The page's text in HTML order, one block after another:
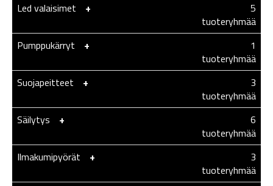
Led valaisimet
+
5
tuoteryhmää
Pumppukärryt
+
1
tuoteryhmää
Suojapeitteet
+
3
tuoteryhmää
Säilytys
+
6
tuoteryhmää
Ilmakumipyörät
+
3
tuoteryhmää